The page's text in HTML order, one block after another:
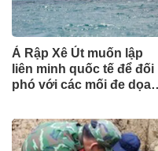
Ả Rập Xê Út muốn lập
liên minh quốc tế để đối
phó với các mối đe dọa